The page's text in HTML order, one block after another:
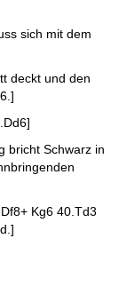
sich mit dem
deckt und den
bricht Schwarz in
Kg6 40.Td3